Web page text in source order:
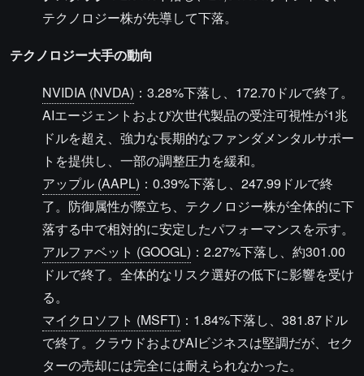
テクノロジー株が先導して下落。
テクノロジー大手の動向
NVIDIA (NVDA) ：3.28%下落し、172.70ドルで終了。
AIエージェントおよび次世代製品の受注可視性が1兆
ドルを超え、強力な長期的なファンダメンタルサポー
トを提供し、一部の調整圧力を緩和。
アップル (AAPL) ：0.39%下落し、247.99ドルで終
了。防御属性が際立ち、テクノロジー株が全体的に下
落する中で相対的に安定したパフォーマンスを示す。
アルファベット (GOOGL) ：2.27%下落し、約301.00
ドルで終了。全体的なリスク選好の低下に影響を受け
る。
マイクロソフト (MSFT) ：1.84%下落し、381.87ドル
で終了。クラウドおよびAIビジネスは堅調だが、セク
ターの売却には完全には耐えられなかった。